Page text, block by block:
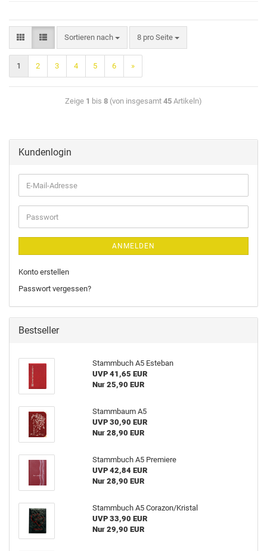
Sortieren nach 8 pro Seite
1 2 3 4 5 6 »
Zeige 1 bis 8 (von insgesamt 45 Artikeln)
Kundenlogin
ANMELDEN
Konto erstellen
Passwort vergessen?
Bestseller
Stammbuch A5 Esteban
UVP 41,65 EUR
Nur 25,90 EUR
Stammbaum A5
UVP 30,90 EUR
Nur 28,90 EUR
Stammbuch A5 Premiere
UVP 42,84 EUR
Nur 28,90 EUR
Stammbuch A5 Corazon/Kristal
UVP 33,90 EUR
Nur 29,90 EUR